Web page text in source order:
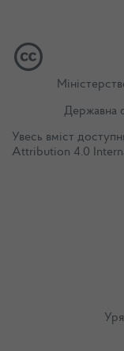
Державна
Увесь вміст
Attribution 4.0